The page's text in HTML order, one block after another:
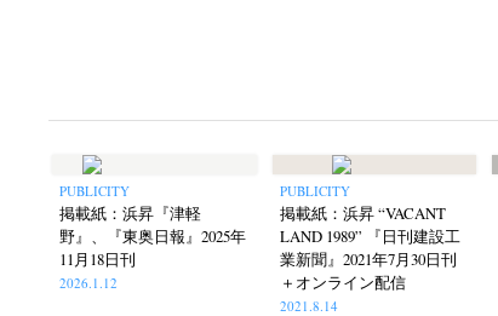
PUBLICITY
掲載紙：浜昇『津軽
野』、『東奥日報』2025年
11月18日刊
2026.1.12
PUBLICITY
掲載紙：浜昇 “VACANT
LAND 1989” 『日刊建設工
業新聞』2021年7月30日刊
＋オンライン配信
2021.8.14